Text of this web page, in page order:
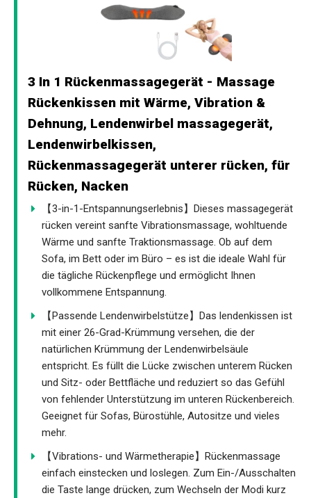
3 In 1 Rückenmassagegerät - Massage
Rückenkissen mit Wärme, Vibration &
Dehnung, Lendenwirbel massagegerät,
Lendenwirbelkissen,
Rückenmassagegerät unterer rücken, für
Rücken, Nacken
【3-in-1-Entspannungserlebnis】Dieses massagegerät
rücken vereint sanfte Vibrationsmassage, wohltuende
Wärme und sanfte Traktionsmassage. Ob auf dem
Sofa, im Bett oder im Büro – es ist die ideale Wahl für
die tägliche Rückenpflege und ermöglicht Ihnen
vollkommene Entspannung.
【Passende Lendenwirbelstütze】Das lendenkissen ist
mit einer 26-Grad-Krümmung versehen, die der
natürlichen Krümmung der Lendenwirbelsäule
entspricht. Es füllt die Lücke zwischen unterem Rücken
und Sitz- oder Bettfläche und reduziert so das Gefühl
von fehlender Unterstützung im unteren Rückenbereich.
Geeignet für Sofas, Bürostühle, Autositze und vieles
mehr.
【Vibrations- und Wärmetherapie】Rückenmassage
einfach einstecken und loslegen. Zum Ein-/Ausschalten
die Taste lange drücken, zum Wechseln der Modi kurz